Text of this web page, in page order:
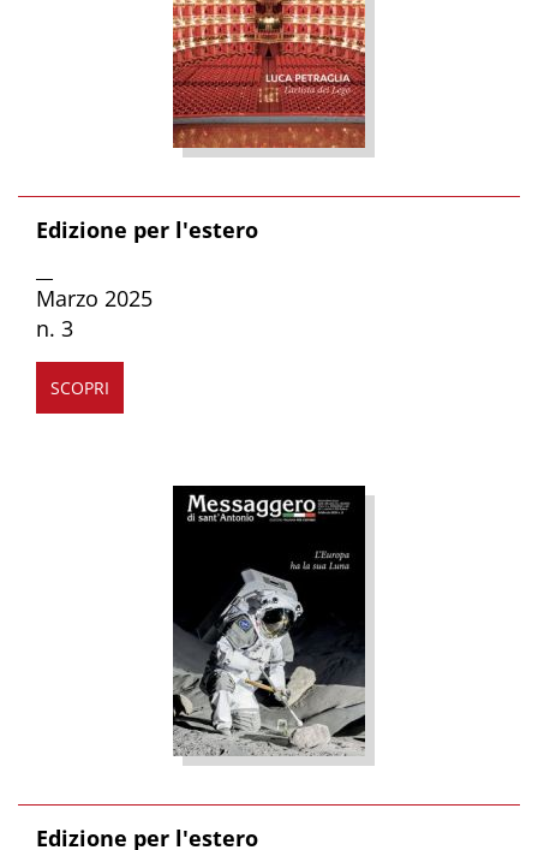
Edizione per l'estero
Marzo 2025
n. 3
SCOPRI
Edizione per l'estero